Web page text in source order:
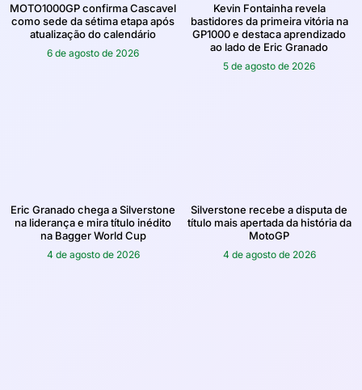
MOTO1000GP confirma Cascavel
como sede da sétima etapa após
atualização do calendário
6 de agosto de 2026
Kevin Fontainha revela
bastidores da primeira vitória na
GP1000 e destaca aprendizado
ao lado de Eric Granado
5 de agosto de 2026
Eric Granado chega a Silverstone
na liderança e mira título inédito
na Bagger World Cup
4 de agosto de 2026
Silverstone recebe a disputa de
título mais apertada da história da
MotoGP
4 de agosto de 2026